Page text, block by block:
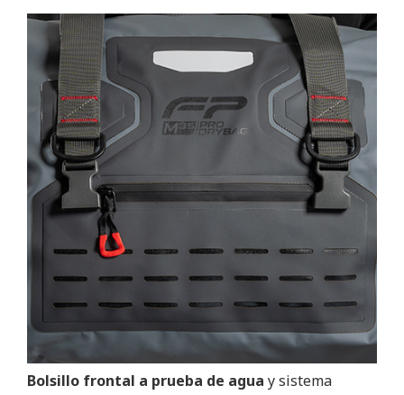
Bolsillo frontal a prueba de agua y sistema